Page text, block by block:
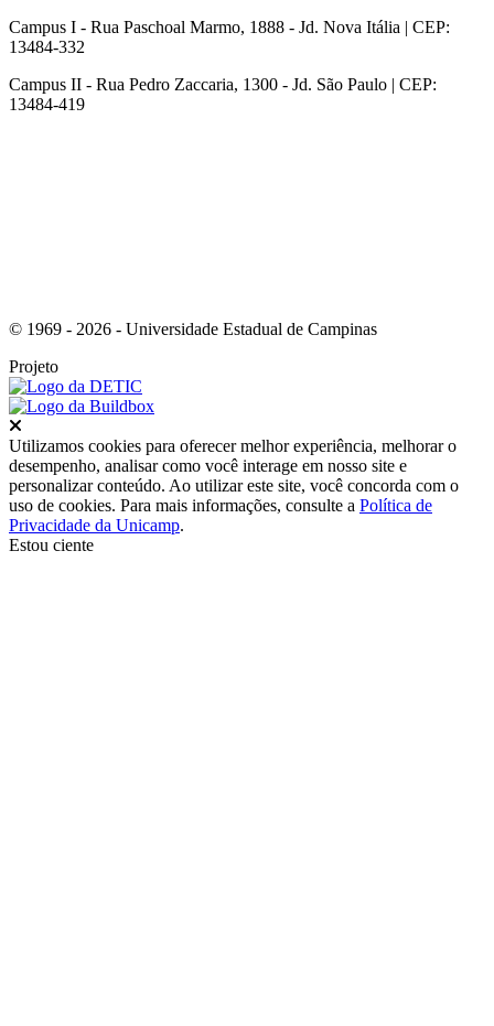
Campus I - Rua Paschoal Marmo, 1888 - Jd. Nova Itália | CEP:
13484-332
Campus II - Rua Pedro Zaccaria, 1300 - Jd. São Paulo | CEP:
13484-419
© 1969 - 2026 - Universidade Estadual de Campinas
Projeto
Utilizamos cookies para oferecer melhor experiência, melhorar o
desempenho, analisar como você interage em nosso site e
personalizar conteúdo. Ao utilizar este site, você concorda com o
uso de cookies. Para mais informações, consulte a Política de
Privacidade da Unicamp.
Estou ciente